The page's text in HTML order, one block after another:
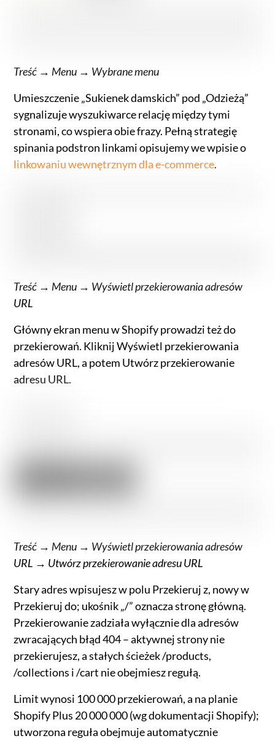
Treść → Menu → Wybrane menu
Umieszczenie „Sukienek damskich” pod „Odzieżą”
sygnalizuje wyszukiwarce relację między tymi
stronami, co wspiera obie frazy. Pełną strategię
spinania podstron linkami opisujemy we wpisie o
linkowaniu wewnętrznym dla e-commerce.
Treść → Menu → Wyświetl przekierowania adresów
URL
Główny ekran menu w Shopify prowadzi też do
przekierowań. Kliknij Wyświetl przekierowania
adresów URL, a potem Utwórz przekierowanie
adresu URL.
Treść → Menu → Wyświetl przekierowania adresów
URL → Utwórz przekierowanie adresu URL
Stary adres wpisujesz w polu Przekieruj z, nowy w
Przekieruj do; ukośnik „/” oznacza stronę główną.
Przekierowanie zadziała wyłącznie dla adresów
zwracających błąd 404 – aktywnej strony nie
przekierujesz, a stałych ścieżek /products,
/collections i /cart nie obejmiesz regułą.
Limit wynosi 100 000 przekierowań, a na planie
Shopify Plus 20 000 000 (wg dokumentacji Shopify);
utworzona reguła obejmuje automatycznie